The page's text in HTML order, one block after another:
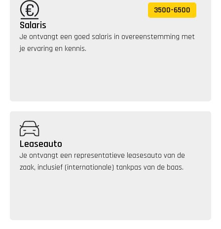
3500-6500
Salaris
Je ontvangt een goed salaris in overeenstemming met
je ervaring en kennis.
Leaseauto
Je ontvangt een representatieve leasesauto van de
zaak, inclusief (internationale) tankpas van de baas.